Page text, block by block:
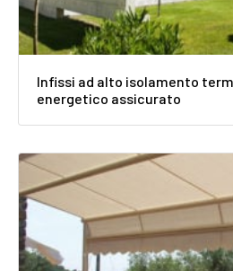
Infissi ad alto isolamento
energetico assicurato